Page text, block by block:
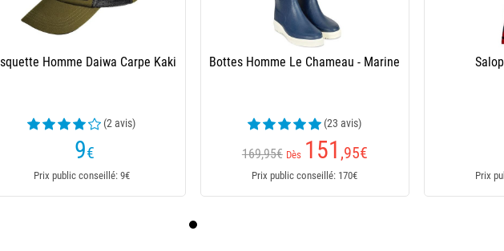
Homme Daiwa Carpe Kaki
(2 avis)
9€
Prix public conseillé: 9€
Bottes Homme Le Chameau - Marine
(23 avis)
169,95€ Dès 151 ,95€
Prix public conseillé: 170€ Prix